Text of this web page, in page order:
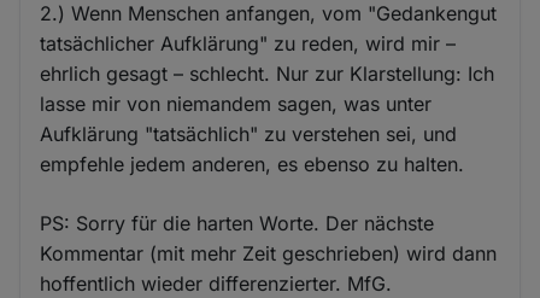
2.) Wenn Menschen anfangen, vom "Gedankengut
tatsächlicher Aufklärung" zu reden, wird mir –
ehrlich gesagt – schlecht. Nur zur Klarstellung: Ich
lasse mir von niemandem sagen, was unter
Aufklärung "tatsächlich" zu verstehen sei, und
empfehle jedem anderen, es ebenso zu halten.
PS: Sorry für die harten Worte. Der nächste
Kommentar (mit mehr Zeit geschrieben) wird dann
hoffentlich wieder differenzierter. MfG.